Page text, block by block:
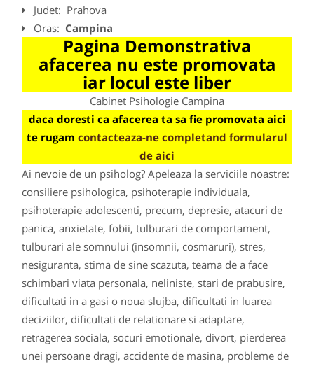
Judet: Prahova
Oras: Campina
Pagina Demonstrativa
afacerea nu este promovata
iar locul este liber
Cabinet Psihologie Campina
daca doresti ca afacerea ta sa fie promovata aici
te rugam contacteaza-ne completand formularul
de aici
Ai nevoie de un psiholog? Apeleaza la serviciile noastre:
consiliere psihologica, psihoterapie individuala,
psihoterapie adolescenti, precum, depresie, atacuri de
panica, anxietate, fobii, tulburari de comportament,
tulburari ale somnului (insomnii, cosmaruri), stres,
nesiguranta, stima de sine scazuta, teama de a face
schimbari viata personala, neliniste, stari de prabusire,
dificultati in a gasi o noua slujba, dificultati in luarea
deciziilor, dificultati de relationare si adaptare,
retragerea sociala, socuri emotionale, divort, pierderea
unei persoane dragi, accidente de masina, probleme de